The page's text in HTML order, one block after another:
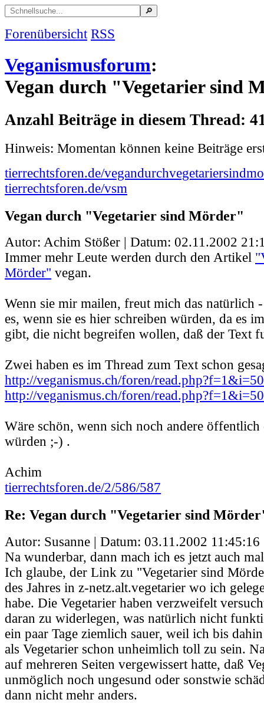
Forenübersicht RSS
Veganismusforum:
Vegan durch "Vegetarier sind
Anzahl Beiträge in diesem Thread:
Hinweis: Momentan können keine Beiträge
tierrechtsforen.de/
tierrechtsforen.de/vsm
Vegan durch "Vegetarier sind Mörder"
Autor: Achim Stößer | Datum: 02.11.2002
Immer mehr Leute werden durch den Artikel
Mörder" vegan.
Wenn sie mir mailen, freut mich das natürlich -
es, wenn sie es hier schreiben würden, da es
gibt, die nicht begreifen wollen, daß der Text
Zwei haben es im Thread zum Text schon
http://veganismus.ch/foren/
http://veganismus.ch/foren/
Wäre schön, wenn sich noch andere öffentlich
würden ;-) .
Achim
tierrechtsforen.de/2/586/587
Re: Vegan durch "Vegetarier sind
Autor: Susanne | Datum: 03.11.2002 11:45:16
Na wunderbar, dann mach ich es jetzt auch
Ich glaube, der Link zu "Vegetarier sind
des Jahres in z-netz.alt.vegetarier wo ich
habe. Die Vegetarier haben verzweifelt
daran zu widerlegen, was natürlich nicht
ein paar Tage ziemlich sauer, weil ich bis
als Vegetarier schon unheimlich toll zu sein.
auf mehreren Seiten vergewissert hatte, daß
unmöglich noch ungesund oder sonstwie
dann nicht mehr anders.